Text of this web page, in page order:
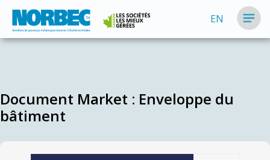
EN
Document Market : Enveloppe du
bâtiment